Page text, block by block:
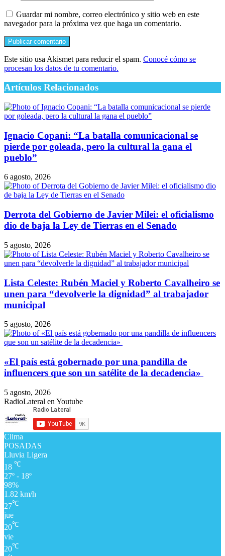
Guardar mi nombre, correo electrónico y sitio web en este
navegador para la próxima vez que haga un comentario.
Este sitio usa Akismet para reducir el spam. Conocé cómo se
procesan los datos de tu comentario.
Artículos Relacionados
Ignacio Copani: “La batalla comunicacional se
pierde por goleada, pero la cultural la gana el
pueblo”
6 agosto, 2026
Derrota del Gobierno de Javier Milei: el oficialismo
dio de baja la Ley de Tierras en el Senado
5 agosto, 2026
Lista Celeste: Rubén Maciel y Roberto Cavalheiro se
unen para “devolverle la dignidad” al trabajador
municipal
5 agosto, 2026
​«El país está gobernado por una pandilla de
influencers que son un satélite de la decadencia»
5 agosto, 2026
RadioLateral en Youtube
Clima
POSADAS
Lluvia Ligera
18 ℃
27º - 18º
98%
1.82 km/h
27℃
jue
20℃
vie
20℃